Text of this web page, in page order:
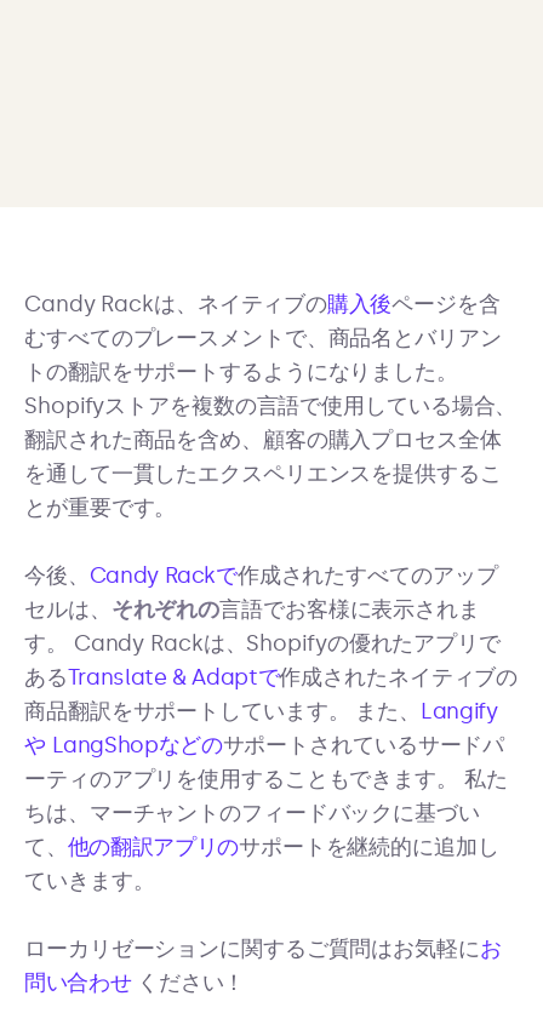
Candy Rackは、ネイティブの購入後ページを含
むすべてのプレースメントで、商品名とバリアン
トの翻訳をサポートするようになりました。
Shopifyストアを複数の言語で使用している場合、
翻訳された商品を含め、顧客の購入プロセス全体
を通して一貫したエクスペリエンスを提供するこ
とが重要です。
今後、 Candy Rackで作成されたすべてのアップ
セルは、 それぞれの言語でお客様に表示されま
す。 Candy Rackは、Shopifyの優れたアプリで
あるTranslate & Adaptで作成されたネイティブの
商品翻訳をサポートしています。 また、 Langify
や LangShopなどのサポートされているサードパ
ーティのアプリを使用することもできます。 私た
ちは、マーチャントのフィードバックに基づい
て、 他の翻訳アプリのサポートを継続的に追加し
ていきます。
ローカリゼーションに関するご質問はお気軽にお
問い合わせ ください！